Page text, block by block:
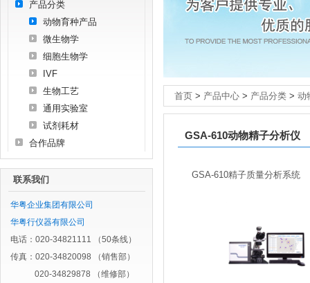
产品分类
动物育种产品
微生物学
细胞生物学
IVF
生物工艺
通用实验室
试剂耗材
合作品牌
联系我们
华粤企业集团有限公司
华粤行仪器有限公司
电话：020-34821111 （50条线）
传真：020-34820098 （销售部）
020-34829878 （维修部）
首页 > 产品中心 > 产品分类 > 动
GSA-610动物精子分析仪
GSA-610精子质量分析系统